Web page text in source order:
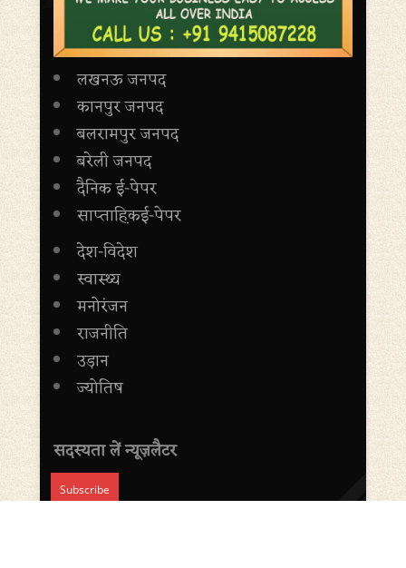
लखनऊ जनपद
कानपुर जनपद
बलरामपुर जनपद
बरेली जनपद
दैनिक ई-पेपर
साप्ताह़िकई-पेपर
देश-विदेश
स्वास्थ्य
मनोरंजन
राजनीति
उड़ान
ज्योतिष
सदस्यता लें न्यूज़लैटर